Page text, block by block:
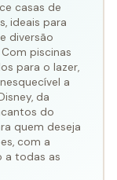
casas de
ideais para
diversão
piscinas
para o lazer,
a
da
do
quem deseja
com a
a todas as